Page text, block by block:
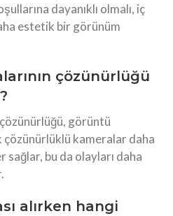
dayanıklı olmalı, iç
estetik bir görünüm
çözünürlüğü
görüntü
kameralar daha
bu da olayları daha
alırken hangi